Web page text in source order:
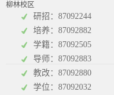
工商管理
柳林校区
研招：87092244
培养：87092882
学籍：87092505
导师：87092883
教改：87092880
学位：87092032